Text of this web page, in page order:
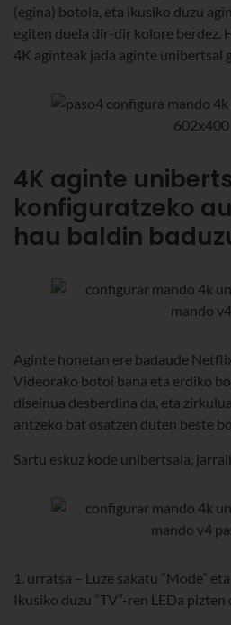
(egina) botoia, eta ikusiko duzu
egiten duela dir-dir kolore berdez.
4K aginteak jada aginte unibertsal
4K aginte
konfiguratzeko
hau baldin
Aginte honetan ere badaude
Videorako botoi bana eta erdiko
diseinua desberdina da, eta
antzeko bat osatzen duten beste
Sartu eskuz kode unibertsala,
1. urratsa – Luze sakatu “Mode”
Ikusiko duzu “TV”-ren LEDa pizten